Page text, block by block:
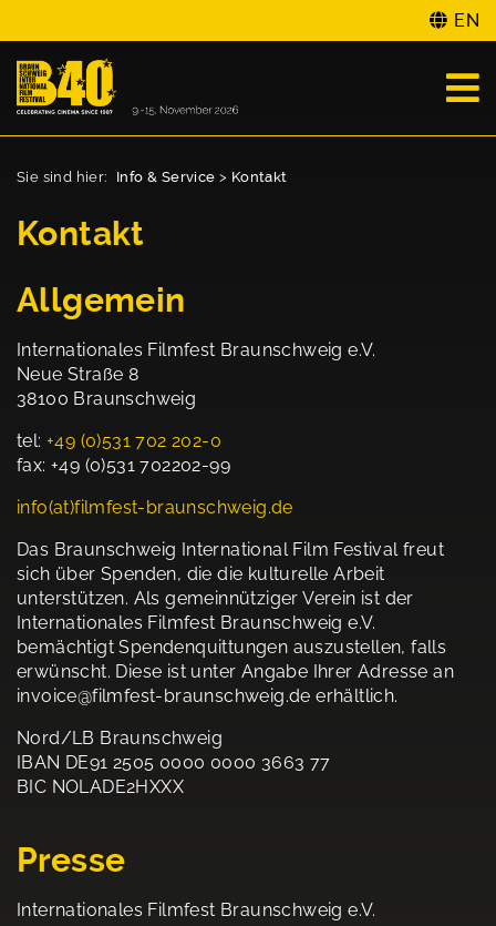
EN
Sie sind hier: Info & Service > Kontakt
Kontakt
Allgemein
Internationales Filmfest Braunschweig e.V.
Neue Straße 8
38100 Braunschweig
tel: +49 (0)531 702 202-0
fax: +49 (0)531 702202-99
info(at)filmfest-braunschweig.de
Das Braunschweig International Film Festival freut
sich über Spenden, die die kulturelle Arbeit
unterstützen. Als gemeinnütziger Verein ist der
Internationales Filmfest Braunschweig e.V.
bemächtigt Spendenquittungen auszustellen, falls
erwünscht. Diese ist unter Angabe Ihrer Adresse an
invoice@filmfest-braunschweig.de erhältlich.
Nord/LB Braunschweig
IBAN DE91 2505 0000 0000 3663 77
BIC NOLADE2HXXX
Presse
Internationales Filmfest Braunschweig e.V.